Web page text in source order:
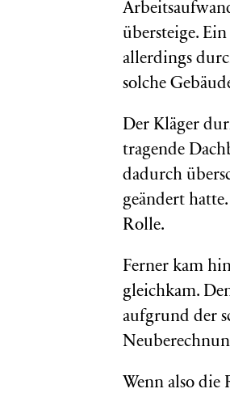
übersteige.
allerdings
solche
Der Kläger
tragende
dadurch
geändert
Rolle.
Ferner kam
gleichkam.
aufgrund der
Wenn also die